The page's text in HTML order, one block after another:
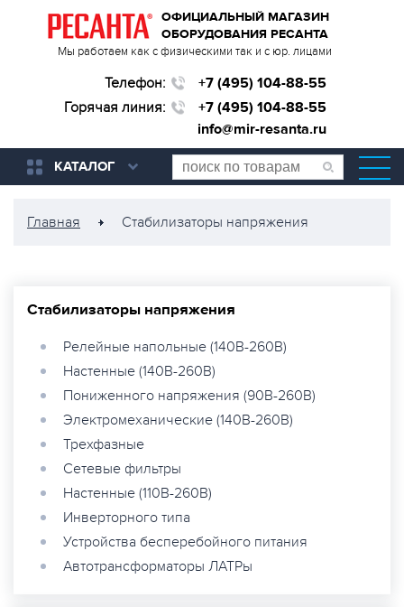
ОФИЦИАЛЬНЫЙ МАГАЗИН
ОБОРУДОВАНИЯ РЕСАНТА
Мы работаем как с физическими так и с юр. лицами
Телефон:
+7 (495) 104-88-55
Горячая линия:
+7 (495) 104-88-55
info@mir-resanta.ru
КАТАЛОГ
Главная Стабилизаторы напряжения
Стабилизаторы напряжения
Релейные напольные (140В-260В)
Настенные (140В-260В)
Пониженного напряжения (90В-260В)
Электромеханические (140В-260В)
Трехфазные
Сетевые фильтры
Настенные (110В-260В)
Инверторного типа
Устройства бесперебойного питания
Автотрансформаторы ЛАТРы